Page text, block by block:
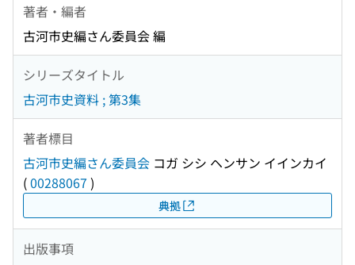
著者・編者
古河市史編さん委員会 編
シリーズタイトル
古河市史資料 ; 第3集
著者標目
古河市史編さん委員会 コガ シシ ヘンサン イインカイ
(00288067 )
典拠
出版事項